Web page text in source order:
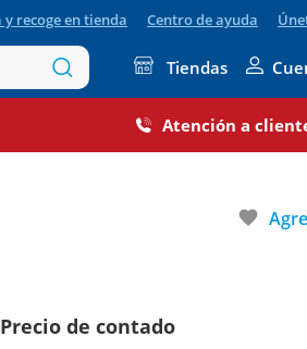
y recoge en tienda Centro de ayuda
Tiendas
Atención a
favorite
Precio de contado